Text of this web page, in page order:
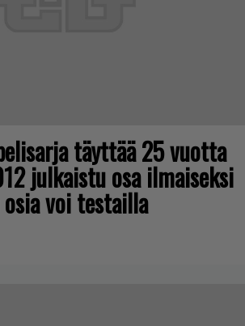
täyttää 25 vuotta
julkaistu osa ilmaiseksi
voi testailla